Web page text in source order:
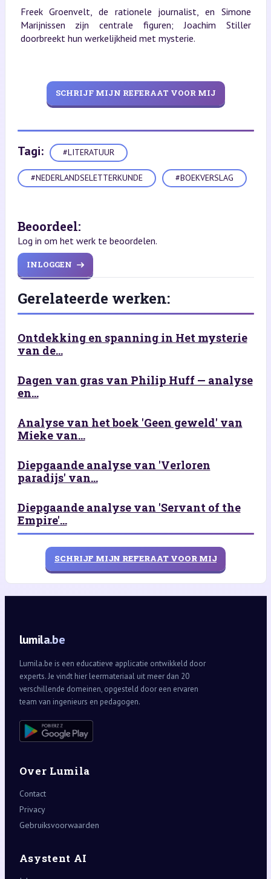
Freek Groenvelt, de rationele journalist, en Simone
Marijnissen zijn centrale figuren; Joachim Stiller
doorbreekt hun werkelijkheid met mysterie.
SCHRIJF MIJN REFERAAT VOOR MIJ
Tagi: #LITERATUUR
#NEDERLANDSELETTERKUNDE #BOEKVERSLAG
Beoordeel:
Log in om het werk te beoordelen.
INLOGGEN
Gerelateerde werken:
Ontdekking en spanning in Het mysterie
van de...
Dagen van gras van Philip Huff — analyse
en...
Analyse van het boek 'Geen geweld' van
Mieke van...
Diepgaande analyse van 'Verloren
paradijs' van...
Diepgaande analyse van 'Servant of the
Empire'...
SCHRIJF MIJN REFERAAT VOOR MIJ
lumila.be
Lumila.be is een educatieve applicatie ontwikkeld door
experts. Je vindt hier leermateriaal uit meer dan 20
verschillende domeinen, opgesteld door een ervaren
team van ingenieurs en pedagogen.
Over Lumila
Contact
Privacy
Gebruiksvoorwaarden
Asystent AI